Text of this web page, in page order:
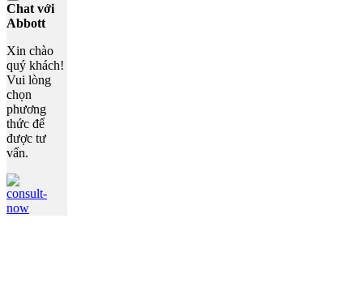
Chat với
Abbott
Xin chào
quý khách!
Vui lòng
chọn
phương
thức để
được tư
vấn.